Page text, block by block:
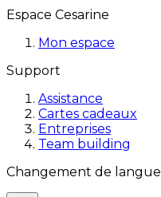
Espace Cesarine
Mon espace
Support
Assistance
Cartes cadeaux
Entreprises
Team building
Changement de langue